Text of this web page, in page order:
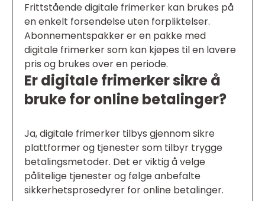
Frittstående digitale frimerker kan brukes på
en enkelt forsendelse uten forpliktelser.
Abonnementspakker er en pakke med
digitale frimerker som kan kjøpes til en lavere
pris og brukes over en periode.
Er digitale frimerker sikre å
bruke for online betalinger?
Ja, digitale frimerker tilbys gjennom sikre
plattformer og tjenester som tilbyr trygge
betalingsmetoder. Det er viktig å velge
pålitelige tjenester og følge anbefalte
sikkerhetsprosedyrer for online betalinger.